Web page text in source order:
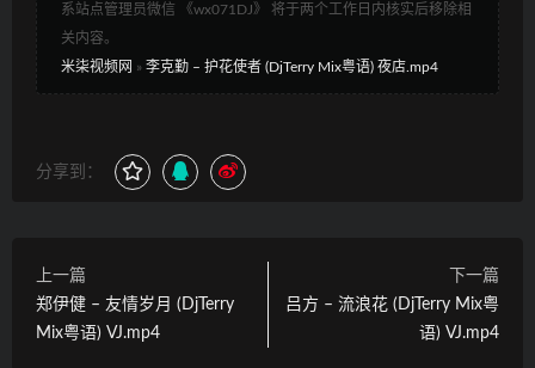
系站点管理员微信 《wx071DJ》 将于两个工作日内核实后移除相
关内容。
米柒视频网 » 李克勤 – 护花使者 (DjTerry Mix粤语) 夜店.mp4
分享到：
上一篇
郑伊健 – 友情岁月 (DjTerry
Mix粤语) VJ.mp4
下一篇
吕方 – 流浪花 (DjTerry Mix粤
语) VJ.mp4